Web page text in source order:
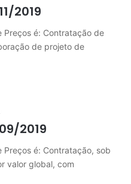
2019
Preços é: Contratação de
de projeto de
2019
é: Contratação, sob
valor global, com